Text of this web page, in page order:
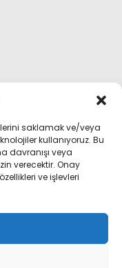
saklamak ve/veya
kullanıyoruz. Bu
davranışı veya
verecektir. Onay
ve işlevleri